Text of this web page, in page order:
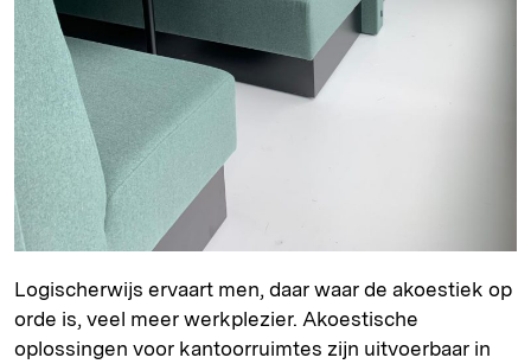
Logischerwijs ervaart men, daar waar de akoestiek op
orde is, veel meer werkplezier. Akoestische
oplossingen voor kantoorruimtes zijn uitvoerbaar in